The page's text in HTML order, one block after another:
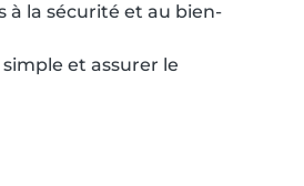
à la sécurité et au bien-
et assurer le